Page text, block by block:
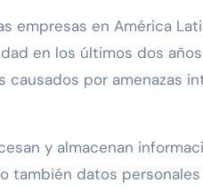
en los últimos dos
por amenazas
y almacenan
también datos